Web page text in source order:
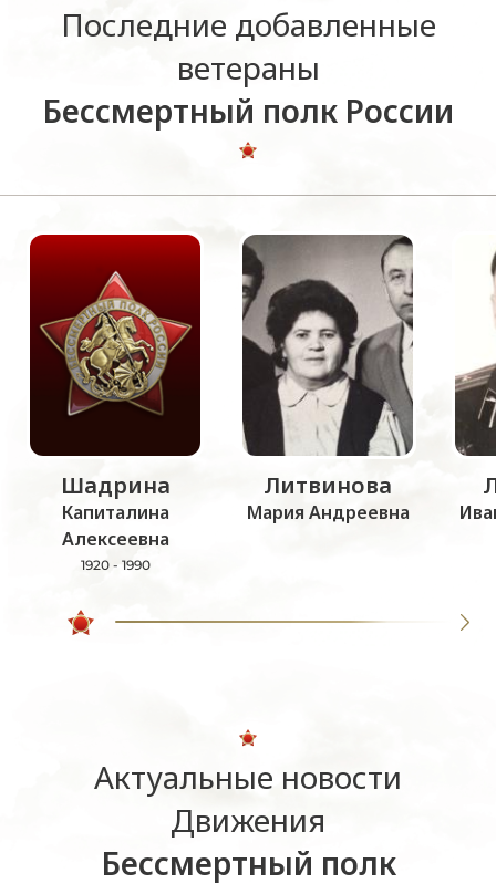
Последние добавленные
ветераны
Бессмертный полк России
Шадрина
Капиталина
Алексеевна
1920 - 1990
Литвинова
Мария Андреевна
Актуальные новости
Движения
Бессмертный полк